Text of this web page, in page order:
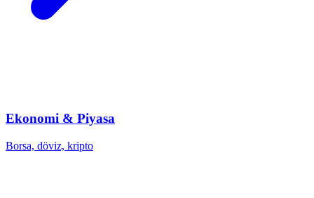
Ekonomi & Piyasa
Borsa, döviz, kripto